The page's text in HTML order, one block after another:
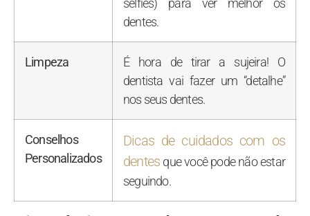
selfies) para ver melhor os
dentes.
Limpeza
É hora de tirar a sujeira! O
dentista vai fazer um “detalhe”
nos seus dentes.
Conselhos
Personalizados
Dicas de cuidados com os
dentes que você pode não estar
seguindo.